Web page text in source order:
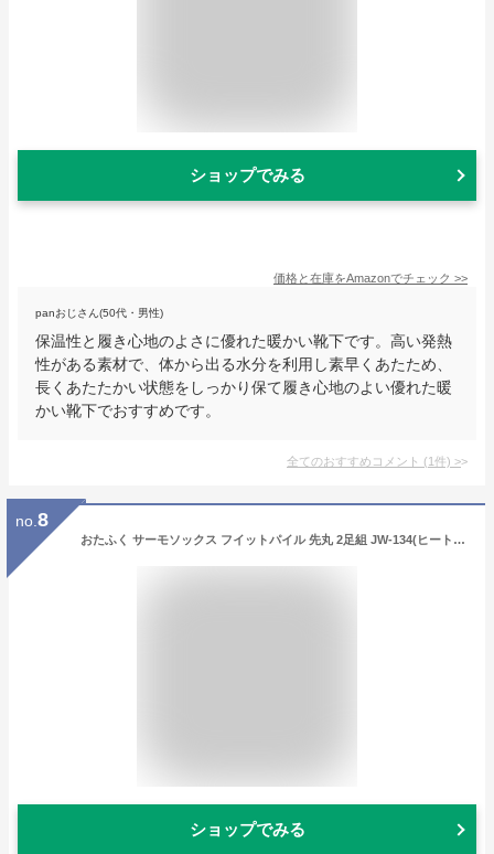
ショップでみる
価格と在庫をAmazonでチェック >>
panおじさん(50代・男性)
保温性と履き心地のよさに優れた暖かい靴下です。高い発熱
性がある素材で、体から出る水分を利用し素早くあたため、
長くあたたかい状態をしっかり保て履き心地のよい優れた暖
かい靴下でおすすめです。
全てのおすすめコメント (1件) >
no. 8
おたふく サーモソックス フイットパイル 先丸 2足組 JW-134(ヒートテック メンズ ソックス 防寒 靴下 くつした くつ下 インナー 保温 あったかインナー 防寒着 靴下 冷え症)
ショップでみる